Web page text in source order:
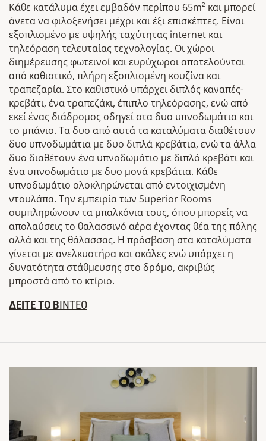
Κάθε κατάλυμα έχει εμβαδόν περίπου 65m² και μπορεί
άνετα να φιλοξενήσει μέχρι και έξι επισκέπτες. Είναι
εξοπλισμένο με υψηλής ταχύτητας internet και
τηλεόραση τελευταίας τεχνολογίας. Οι χώροι
διημέρευσης φωτεινοί και ευρύχωροι αποτελούνται
από καθιστικό, πλήρη εξοπλισμένη κουζίνα και
τραπεζαρία. Στο καθιστικό υπάρχει διπλός καναπές-
κρεβάτι, ένα τραπεζάκι, έπιπλο τηλεόρασης, ενώ από
εκεί ένας διάδρομος οδηγεί στα δυο υπνοδωμάτια και
το μπάνιο. Τα δυο από αυτά τα καταλύματα διαθέτουν
δυο υπνοδωμάτια με δυο διπλά κρεβάτια, ενώ τα άλλα
δυο διαθέτουν ένα υπνοδωμάτιο με διπλό κρεβάτι και
ένα υπνοδωμάτιο με δυο μονά κρεβάτια. Κάθε
υπνοδωμάτιο ολοκληρώνεται από εντοιχισμένη
ντουλάπα. Την εμπειρία των Superior Rooms
συμπληρώνουν τα μπαλκόνια τους, όπου μπορείς να
απολαύσεις το θαλασσινό αέρα έχοντας θέα της πόλης
αλλά και της θάλασσας. H πρόσβαση στα καταλύματα
γίνεται με ανελκυστήρα και σκάλες ενώ υπάρχει η
δυνατότητα στάθμευσης στο δρόμο, ακριβώς
μπροστά από το κτίριο.
ΔΕΙΤΕ ΤΟ Β ΙΝΤΕΟ